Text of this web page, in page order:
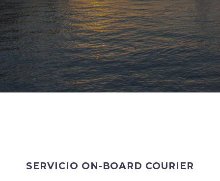
SERVICIO ON-BOARD COURIER